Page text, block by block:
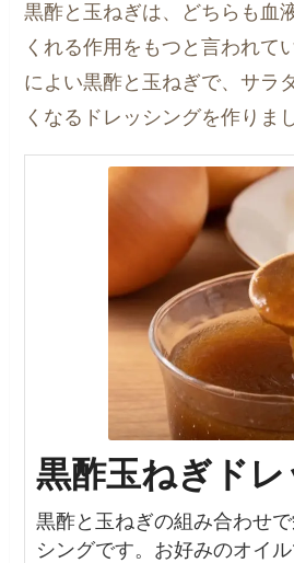
黒酢と玉ねぎは、どちらも血
くれる作用をもつと言われて
によい黒酢と玉ねぎで、サラ
くなるドレッシングを作りま
黒酢玉ねぎド
黒酢と玉ねぎの組み合わせ
シングです。お好みのオイ